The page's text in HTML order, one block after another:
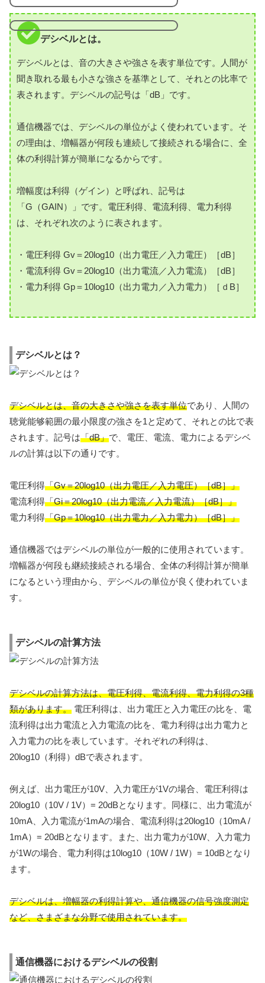
デシベルとは。
デシベルとは、音の大きさや強さを表す単位です。人間が
聞き取れる最も小さな強さを基準として、それとの比率で
表されます。デシベルの記号は「dB」です。
通信機器では、デシベルの単位がよく使われています。そ
の理由は、増幅器が何段も連続して接続される場合に、全
体の利得計算が簡単になるからです。
増幅度は利得（ゲイン）と呼ばれ、記号は
「G（GAIN）」です。電圧利得、電流利得、電力利得
は、それぞれ次のように表されます。
・電圧利得 Gv＝20log10（出力電圧／入力電圧）［dB］
・電流利得 Gv＝20log10（出力電流／入力電流）［dB］
・電力利得 Gp＝10log10（出力電力／入力電力）［ｄB］
デシベルとは？
デシベルとは、音の大きさや強さを表す単位であり、人間の
聴覚能够範囲の最小限度の強さを1と定めて、それとの比で表
されます。記号は「dB」で、電圧、電流、電力によるデシベ
ルの計算は以下の通りです。
電圧利得「Gv＝20log10（出力電圧／入力電圧）［dB］」
電流利得「Gi＝20log10（出力電流／入力電流）［dB］」
電力利得「Gp＝10log10（出力電力／入力電力）［dB］」
通信機器ではデシベルの単位が一般的に使用されています。
増幅器が何段も継続接続される場合、全体の利得計算が簡単
になるという理由から、デシベルの単位が良く使われていま
す。
デシベルの計算方法
デシベルの計算方法は、電圧利得、電流利得、電力利得の3種
類があります。 電圧利得は、出力電圧と入力電圧の比を、電
流利得は出力電流と入力電流の比を、電力利得は出力電力と
入力電力の比を表しています。それぞれの利得は、
20log10（利得）dBで表されます。
例えば、出力電圧が10V、入力電圧が1Vの場合、電圧利得は
20log10（10V / 1V）= 20dBとなります。同様に、出力電流が
10mA、入力電流が1mAの場合、電流利得は20log10（10mA /
1mA）= 20dBとなります。また、出力電力が10W、入力電力
が1Wの場合、電力利得は10log10（10W / 1W）= 10dBとなり
ます。
デシベルは、増幅器の利得計算や、通信機器の信号強度測定
など、さまざまな分野で使用されています。
通信機器におけるデシベルの役割